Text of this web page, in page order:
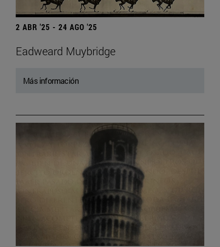
2 ABR '25 - 24 AGO '25
Eadweard Muybridge
Más información